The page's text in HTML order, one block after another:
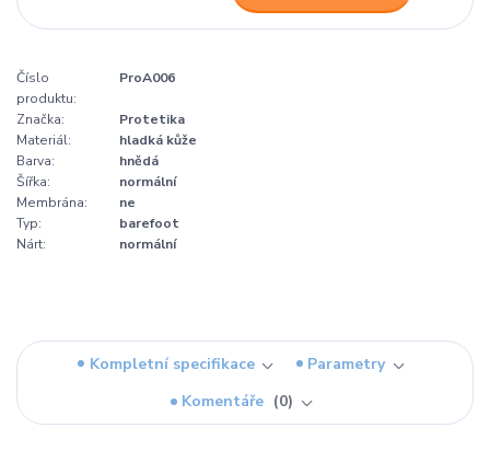
Číslo
produktu:
ProA006
Značka:
Protetika
Materiál:
hladká kůže
Barva:
hnědá
Šířka:
normální
Membrána:
ne
Typ:
barefoot
Nárt:
normální
Kompletní specifikace
Parametry
Komentáře
0